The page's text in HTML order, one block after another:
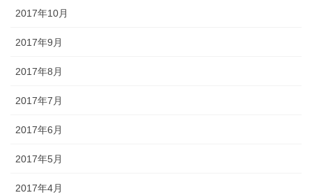
2017年10月
2017年9月
2017年8月
2017年7月
2017年6月
2017年5月
2017年4月